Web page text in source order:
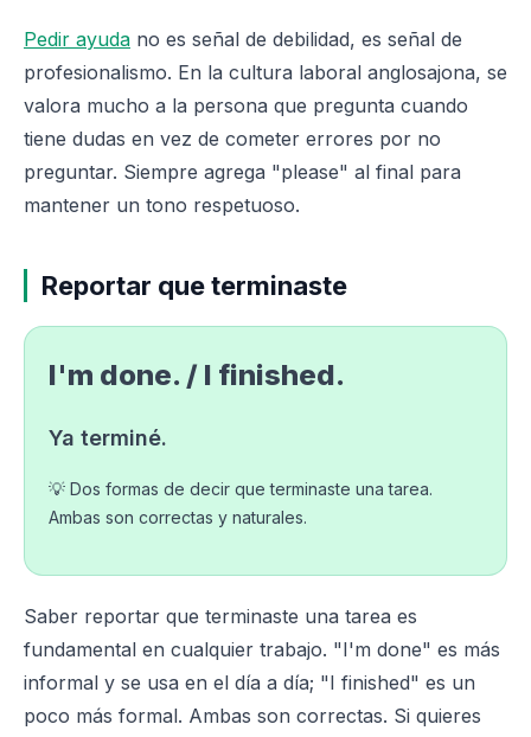
Pedir ayuda no es señal de debilidad, es señal de
profesionalismo. En la cultura laboral anglosajona, se
valora mucho a la persona que pregunta cuando
tiene dudas en vez de cometer errores por no
preguntar. Siempre agrega "please" al final para
mantener un tono respetuoso.
Reportar que terminaste
I'm done. / I finished.
Ya terminé.
💡 Dos formas de decir que terminaste una tarea.
Ambas son correctas y naturales.
Saber reportar que terminaste una tarea es
fundamental en cualquier trabajo. "I'm done" es más
informal y se usa en el día a día; "I finished" es un
poco más formal. Ambas son correctas. Si quieres